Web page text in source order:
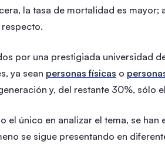
la tasa de mortalidad es mayor;
por una prestigiada universidad
ya sean personas físicas o
y, del restante 30%, sólo
el único en analizar el tema, se
se sigue presentando en